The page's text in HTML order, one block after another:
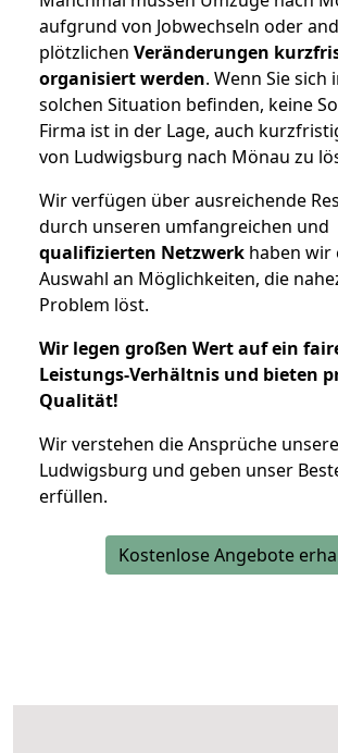
aufgrund von Jobwechseln oder
plötzlichen Veränderungen
organisiert werden. Wenn Sie sich
solchen Situation befinden, keine
Firma ist in der Lage, auch
von Ludwigsburg nach Mönau zu
Wir verfügen über ausreichende
durch unseren umfangreichen und
qualifizierten Netzwerk haben wir
Auswahl an Möglichkeiten, die
Problem löst.
Wir legen großen Wert auf ein
Leistungs-Verhältnis und bieten
Qualität!
Wir verstehen die Ansprüche
Ludwigsburg und geben unser
erfüllen.
Kostenlose Angebote